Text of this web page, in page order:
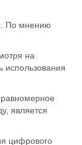
По мнению
на
использования
является
цифрового